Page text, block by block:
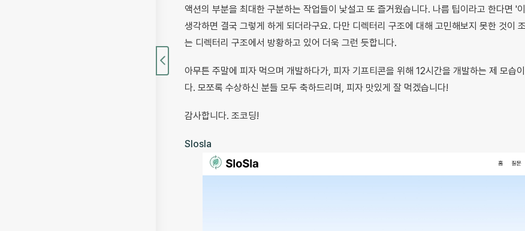
액션의 부분을 최대한 구분하는 작업들이 낯설고 또 즐거웠습니다. 나름 팁이라고 한다면 '
생각하면 결국 그렇게 하게 되더라구요. 다만 디렉터리 구조에 대해 고민해보지 못한 것이
는 디렉터리 구조에서 방황하고 있어 더욱 그런 듯합니다.
아무튼 주말에 피자 먹으며 개발하다가, 피자 기프티콘을 위해 12시간을 개발하는 제 모습
다. 모쪼록 수상하신 분들 모두 축하드리며, 피자 맛있게 잘 먹겠습니다!
감사합니다. 조코딩!
Slosla